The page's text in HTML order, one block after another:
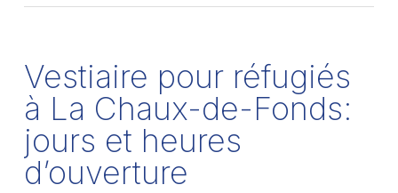
Vestiaire pour réfugiés
à La Chaux-de-Fonds:
jours et heures
d’ouverture